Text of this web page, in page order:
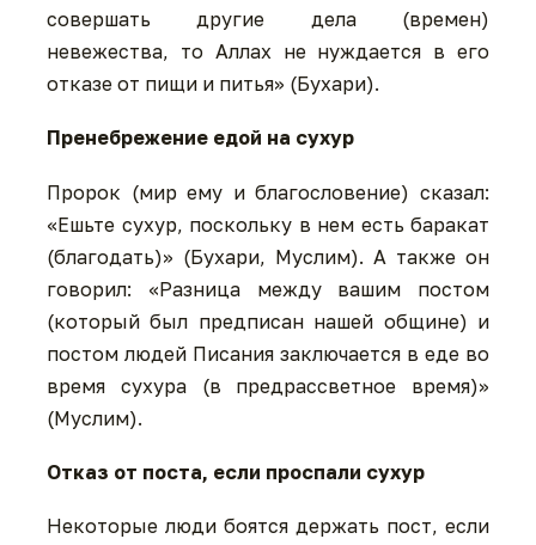
совершать другие дела (времен)
невежества, то Аллах не нуждается в его
отказе от пищи и питья» (Бухари).
Пренебрежение едой на сухур
Пророк (мир ему и благословение) сказал:
«Ешьте сухур, поскольку в нем есть баракат
(благодать)» (Бухари, Муслим). А также он
говорил: «Разница между вашим постом
(который был предписан нашей общине) и
постом людей Писания заключается в еде во
время сухура (в предрассветное время)»
(Муслим).
Отказ от поста, если проспали сухур
Некоторые люди боятся держать пост, если